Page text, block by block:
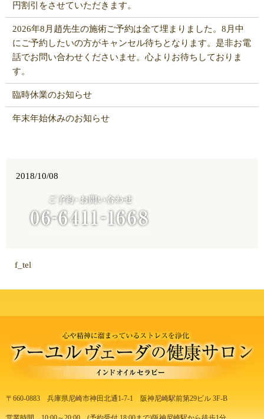
円割引をさせていただきます。
2026年8月趙先生の施術ご予約は全て埋まりました。8月中
にご予約したいの方がキャンセル待ちとなります。是非お電
話でお問い合わせくださいませ。心よりお待ちしておりま
す。
臨時休業のお知らせ
年末年始休みのお知らせ
2018/10/08
f_tel
〒660-0883 兵庫県尼崎市神田北通1-7-1 阪神尼崎駅前第29ビル 3F-B